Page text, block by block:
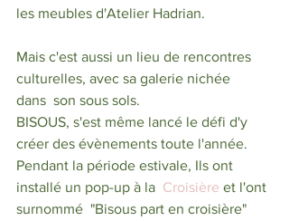
les meubles d'Atelier Hadrian.
Mais c'est aussi un lieu de rencontres
culturelles, avec sa galerie nichée
dans  son sous sols.
BISOUS, s'est même lancé le défi d'y
créer des évènements toute l'année.
Pendant la période estivale, Ils ont
installé un pop-up à la Croisière et l'ont
surnommé  "Bisous part en croisière"